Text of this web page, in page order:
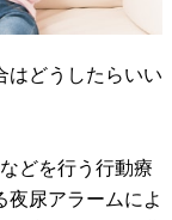
はどうしたらいい
どを行う行動療
夜尿アラームによ